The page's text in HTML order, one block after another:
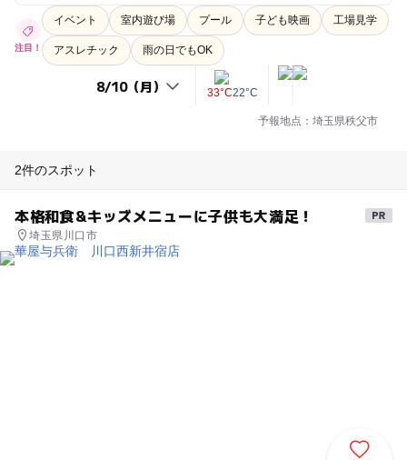
注目！
イベント 室内遊び場 プール 子ども映画 工場見学
アスレチック 雨の日でもOK
33°C22°C
予報地点：埼玉県秩父市
2件のスポット
本格和食&キッズメニューに子供も大満足！
埼玉県川口市